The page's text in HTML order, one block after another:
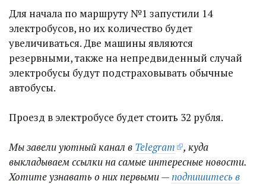
Для начала по маршруту №1 запустили 14
электробусов, но их количество будет
увеличиваться. Две машины являются
резервными, также на непредвиденный случай
электробусы будут подстраховывать обычные
автобусы.
Проезд в электробусе будет стоить 32 рубля.
Мы завели уютный канал в Telegram
, куда
выкладываем ссылки на самые интересные новости.
Хотите узнавать о них первыми —подпишитесь в